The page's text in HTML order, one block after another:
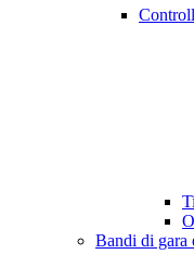
Bandi di gara